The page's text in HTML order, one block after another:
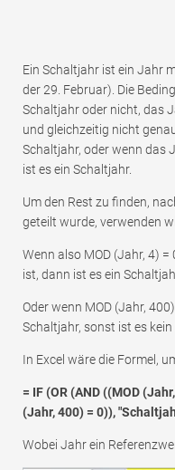
Ein Schaltjahr ist ein Jahr
der 29. Februar). Die
Schaltjahr oder nicht, das
und gleichzeitig nicht
Schaltjahr, oder wenn das
ist es ein Schaltjahr.
Um den Rest zu finden,
geteilt wurde, verwenden
Wenn also MOD (Jahr, 4)
ist, dann ist es ein
Oder wenn MOD (Jahr,
Schaltjahr, sonst ist es
In Excel wäre die Formel,
= IF (OR (AND ((MOD
(Jahr, 400) = 0)),
Wobei Jahr ein